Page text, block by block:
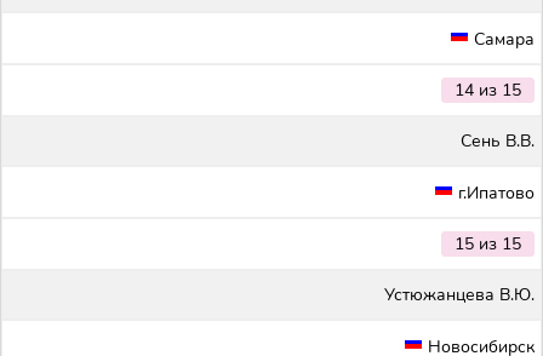
Самара
14 из 15
Сень В.В.
г.Ипатово
15 из 15
Устюжанцева В.Ю.
Новосибирск